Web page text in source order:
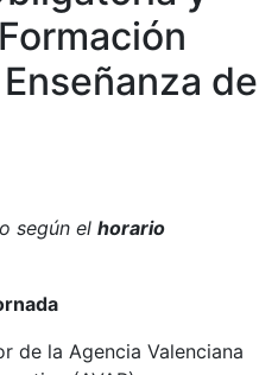
de
según el horario
de la Agencia Valenciana